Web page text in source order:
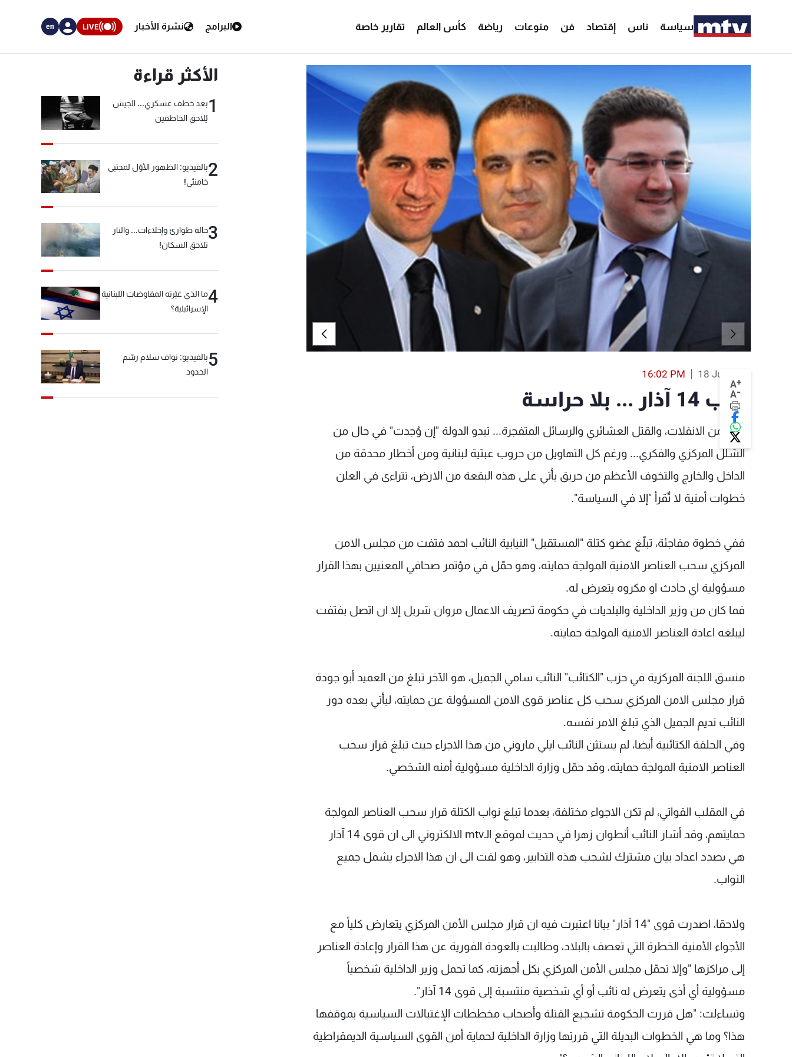
سياسة ناس إقتصاد فن منوعات رياضة كأس العالم تقارير خاصة البرامج نشرة الأخبار LIVE
en
A+
A-
18 Jul 2013
16:02 PM
نواب 14 آذار ... بلا حراسة
في زمن الانفلات، والقتل العشائري والرسائل المتفجرة... تبدو الدولة "إن وُجدت" في حال من
الشلل المركزي والفكري... ورغم كل التهاويل من حروب عبثية لبنانية ومن أخطار محدقة من
الداخل والخارج والتخوف الأعظم من حريق يأتي على هذه البقعة من الارض، تتراءى في العلن
خطوات أمنية لا تٌقرأ "إلا في السياسة".
ففي خطوة مفاجئة، تبلّغ عضو كتلة "المستقبل" النيابية النائب احمد فتفت من مجلس الامن
المركزي سحب العناصر الامنية المولجة حمايته، وهو حمّل في مؤتمر صحافي المعنيين بهذا القرار
مسؤولية اي حادث او مكروه يتعرض له.
فما كان من وزير الداخلية والبلديات في حكومة تصريف الاعمال مروان شربل إلا ان اتصل بفتفت
ليبلغه اعادة العناصر الامنية المولجة حمايته.
منسق اللجنة المركزية في حزب "الكتائب" النائب سامي الجميل، هو الآخر تبلغ من العميد أبو جودة
قرار مجلس الامن المركزي سحب كل عناصر قوى الامن المسؤولة عن حمايته، ليأتي بعده دور
النائب نديم الجميل الذي تبلغ الامر نفسه.
وفي الحلقة الكتائبية أيضا، لم يستثن النائب ايلي ماروني من هذا الاجراء حيث تبلغ قرار سحب
العناصر الامنية المولجة حمايته، وقد حمّل وزارة الداخلية مسؤولية أمنه الشخصي.
في المقلب القواتي، لم تكن الاجواء مختلفة، بعدما تبلغ نواب الكتلة قرار سحب العناصر المولجة
حمايتهم، وقد أشار النائب أنطوان زهرا في حديث لموقع الـmtv الالكتروني الى ان قوى 14 آذار
هي بصدد اعداد بيان مشترك لشجب هذه التدابير، وهو لفت الى ان هذا الاجراء يشمل جميع
النواب.
ولاحقا، اصدرت قوى "14 آذار" بيانا اعتبرت فيه ان قرار مجلس الأمن المركزي يتعارض كلياً مع
الأجواء الأمنية الخطرة التي تعصف بالبلاد، وطالبت بالعودة الفورية عن هذا القرار وإعادة العناصر
إلى مراكزها "وإلا تحمّل مجلس الأمن المركزي بكل أجهزته، كما تحمل وزير الداخلية شخصياً
مسؤولية أي أذى يتعرض له نائب أو أي شخصية منتسبة إلى قوى 14 آذار".
وتساءلت: "هل قررت الحكومة تشجيع القتلة وأصحاب مخططات الإغتيالات السياسية بموقفها
هذا؟ وما هي الخطوات البديلة التي قررتها وزارة الداخلية لحماية أمن القوى السياسية الديمقراطية
الأكثر قراءة
1بعد خطف عسكري... الجيش
يُلاحق الخاطفين
2بالفيديو: الظهور الأوّل لمجتبى
خامنئي!
3حالة طوارئ وإخلاءات... والنار
تلاحق السكان!
4ما الذي غيّرته المفاوضات اللبنانية
الإسرائيلية؟
5بالفيديو: نواف سلام رسّم
الحدود